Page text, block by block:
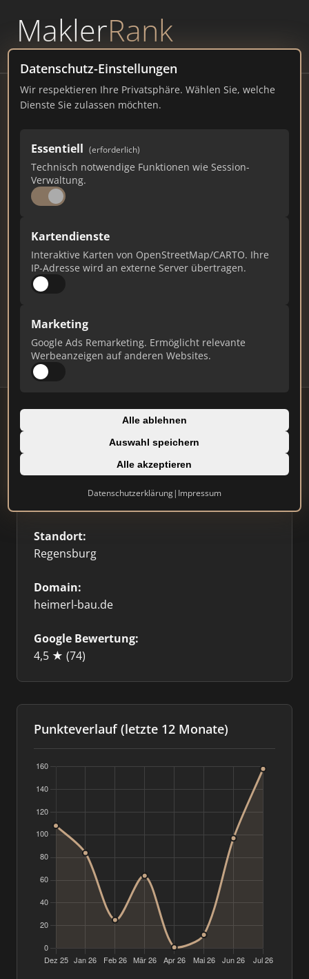
MaklerRank
powered byWAVEPOINT
Datenschutz-Einstellungen
Wir respektieren Ihre Privatsphäre. Wählen Sie, welche
Dienste Sie zulassen möchten.
Essentiell (erforderlich)
Technisch notwendige Funktionen wie Session-
Verwaltung.
Kartendienste
Interaktive Karten von OpenStreetMap/CARTO. Ihre
IP-Adresse wird an externe Server übertragen.
Marketing
Google Ads Remarketing. Ermöglicht relevante
Werbeanzeigen auf anderen Websites.
Alle ablehnen
Auswahl speichern
Alle akzeptieren
Datenschutzerklärung| Impressum
Max Heimerl Bau GmbH
heimerl-bau.de
158
Ist das Ihr Unternehmen?
Verifizieren Sie Ihr Profil, bearbeiten Sie Ihre
Updates.
Profil beanspruchen
Standort:
Regensburg
Domain:
heimerl-bau.de
Google Bewertung:
4,5 ★ (74)
Punkteverlauf (letzte 12 Monate)